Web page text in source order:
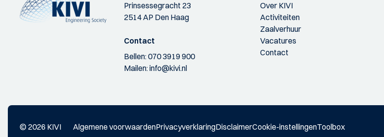
Prinsessegracht 23
2514 AP Den Haag
Contact
Bellen:070 3919 900
Mailen:info@kivi.nl
Over KIVI
Activiteiten
Zaalverhuur
Vacatures
Contact
© 2026 KIVI Algemene voorwaardenPrivacyverklaringDisclaimerCookie-instellingenToolbox